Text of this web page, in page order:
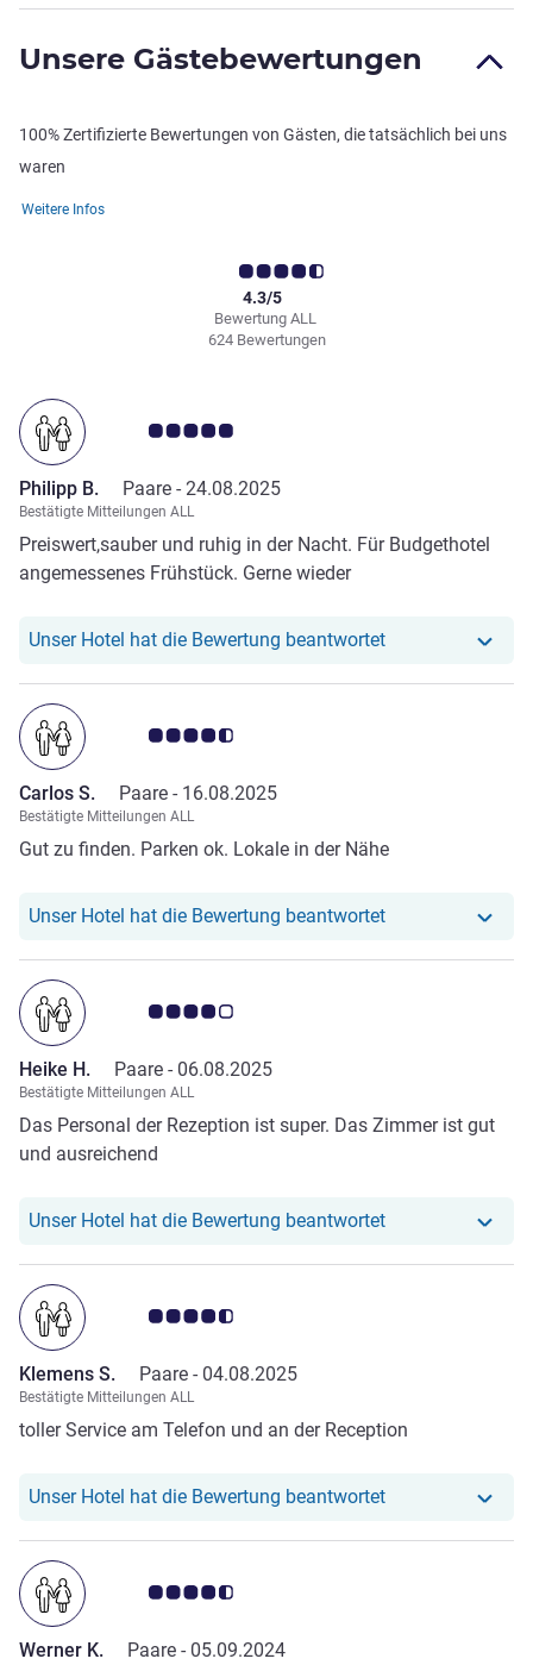
Unsere Gästebewertungen
100% Zertifizierte Bewertungen von Gästen, die tatsächlich bei uns
waren
Weitere Infos
Bewertung ALL
4.3/5
624 Bewertungen
Note Kundenmeinungen 5.0/5
Philipp B. Paare - 24.08.2025
Bestätigte Mitteilungen ALL
Preiswert,sauber und ruhig in der Nacht. Für Budgethotel
angemessenes Frühstück. Gerne wieder
Unser Hotel hat die Bewertung beantwortetUnser Hotel hat
Note Kundenmeinungen 4.5/5
Carlos S. Paare - 16.08.2025
Bestätigte Mitteilungen ALL
Gut zu finden. Parken ok. Lokale in der Nähe
Unser Hotel hat die Bewertung beantwortetUnser Hotel hat
Note Kundenmeinungen 4.0/5
Heike H. Paare - 06.08.2025
Bestätigte Mitteilungen ALL
Das Personal der Rezeption ist super. Das Zimmer ist gut
und ausreichend
Unser Hotel hat die Bewertung beantwortetUnser Hotel hat
Note Kundenmeinungen 4.5/5
Klemens S. Paare - 04.08.2025
Bestätigte Mitteilungen ALL
toller Service am Telefon und an der Reception
Unser Hotel hat die Bewertung beantwortetUnser Hotel hat
Note Kundenmeinungen 4.5/5
Werner K. Paare - 05.09.2024